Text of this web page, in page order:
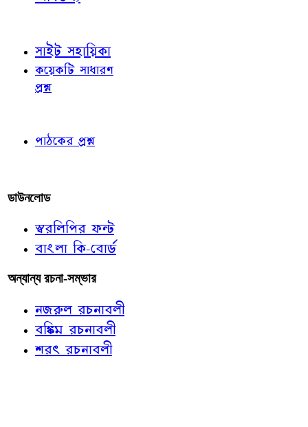
সাইট সহায়িকা
কয়েকটি সাধারণ
প্রশ্ন
পাঠকের প্রশ্ন
ডাউনলোড
স্বরলিপির ফন্ট
বাংলা কি-বোর্ড
অন্যান্য রচনা-সম্ভার
নজরুল রচনাবলী
বঙ্কিম রচনাবলী
শরৎ রচনাবলী